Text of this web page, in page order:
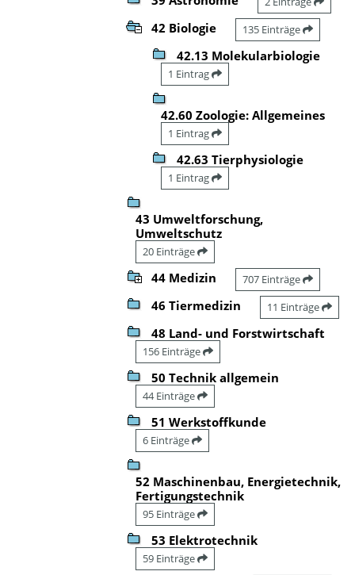
42 Biologie 135 Einträge
42.13 Molekularbiologie
1 Eintrag
42.60 Zoologie: Allgemeines
1 Eintrag
42.63 Tierphysiologie
1 Eintrag
43 Umweltforschung,
Umweltschutz
20 Einträge
44 Medizin 707 Einträge
46 Tiermedizin 11 Einträge
48 Land- und Forstwirtschaft
156 Einträge
50 Technik allgemein
44 Einträge
51 Werkstoffkunde
6 Einträge
52 Maschinenbau, Energietechnik,
Fertigungstechnik
95 Einträge
53 Elektrotechnik
59 Einträge